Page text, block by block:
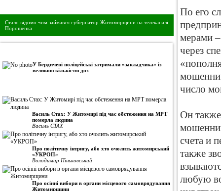
Стало відомо чим займався губернатор Житомирщини на телеканалі
Порошенка
У Бердичеві поліцейські затримали «закладчика» із
великою кількістю доз
Василь Стах: У Житомирі під час обстеження на МРТ
померла людина
Василь СТАХ
Про політичну інтригу, або хто очолить житомирський
«УКРОП»
Володимир Піньковський
Про осінні вибори в органи місцевого самоврядування
Житомирщини
По его
мерами –
через
число
Он
счета и
также
любую